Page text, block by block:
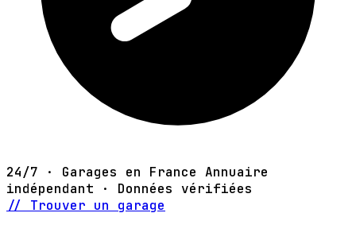
24/7 · Garages en France Annuaire
indépendant · Données vérifiées
// Trouver un garage